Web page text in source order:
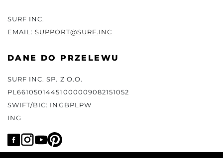
SURF INC.
EMAIL:SUPPORT@SURF.INC
DANE DO PRZELEWU
SURF INC. SP. Z O.O.
PL66105014451000009082151052
SWIFT/BIC: INGBPLPW
ING